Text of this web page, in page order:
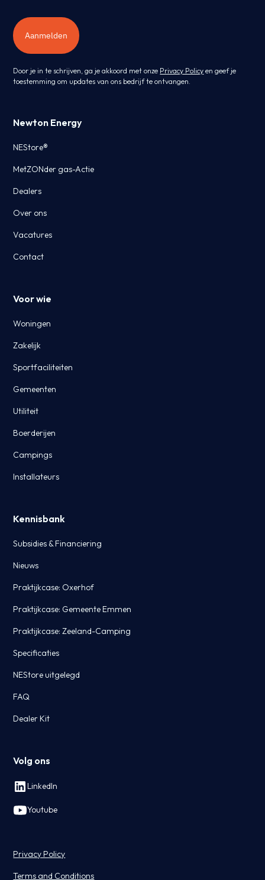
Aanmelden
Door je in te schrijven, ga je akkoord met onze Privacy Policy en geef je
toestemming om updates van ons bedrijf te ontvangen.
Newton Energy
NEStore®
MetZONder gas-Actie
Dealers
Over ons
Vacatures
Contact
Voor wie
Woningen
Zakelijk
Sportfaciliteiten
Gemeenten
Utiliteit
Boerderijen
Campings
Installateurs
Kennisbank
Subsidies & Financiering
Nieuws
Praktijkcase: Oxerhof
Praktijkcase: Gemeente Emmen
Praktijkcase: Zeeland-Camping
Specificaties
NEStore uitgelegd
FAQ
Dealer Kit
Volg ons
LinkedIn
Youtube
Privacy Policy
Terms and Conditions